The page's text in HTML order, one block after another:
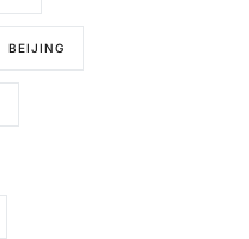
BEIJING